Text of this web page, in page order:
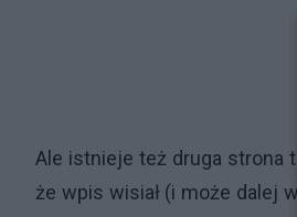
Ale istnieje też druga strona
że wpis wisiał (i może dalej